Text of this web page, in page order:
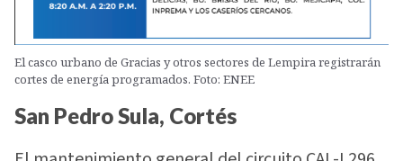
El casco urbano de Gracias y otros sectores de Lempira registrarán
cortes de energía programados. Foto: ENEE
San Pedro Sula, Cortés